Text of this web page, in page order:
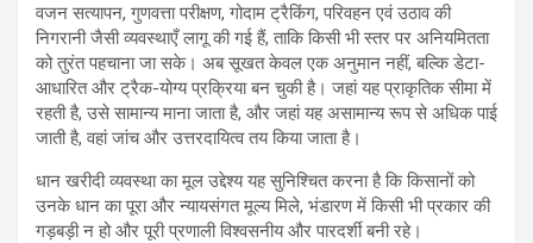
वजन सत्यापन, गुणवत्ता परीक्षण, गोदाम ट्रैकिंग, परिवहन एवं उठाव की
निगरानी जैसी व्यवस्थाएँ लागू की गई हैं, ताकि किसी भी स्तर पर अनियमितता
को तुरंत पहचाना जा सके। अब सूखत केवल एक अनुमान नहीं, बल्कि डेटा-
आधारित और ट्रैक-योग्य प्रक्रिया बन चुकी है। जहां यह प्राकृतिक सीमा में
रहती है, उसे सामान्य माना जाता है, और जहां यह असामान्य रूप से अधिक पाई
जाती है, वहां जांच और उत्तरदायित्व तय किया जाता है।
धान खरीदी व्यवस्था का मूल उद्देश्य यह सुनिश्चित करना है कि किसानों को
उनके धान का पूरा और न्यायसंगत मूल्य मिले, भंडारण में किसी भी प्रकार की
गड़बड़ी न हो और पूरी प्रणाली विश्वसनीय और पारदर्शी बनी रहे।